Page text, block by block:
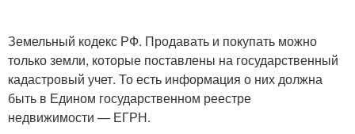
Земельный кодекс РФ. Продавать и покупать можно
только земли, которые поставлены на государственный
кадастровый учет. То есть информация о них должна
быть в Едином государственном реестре
недвижимости — ЕГРН.